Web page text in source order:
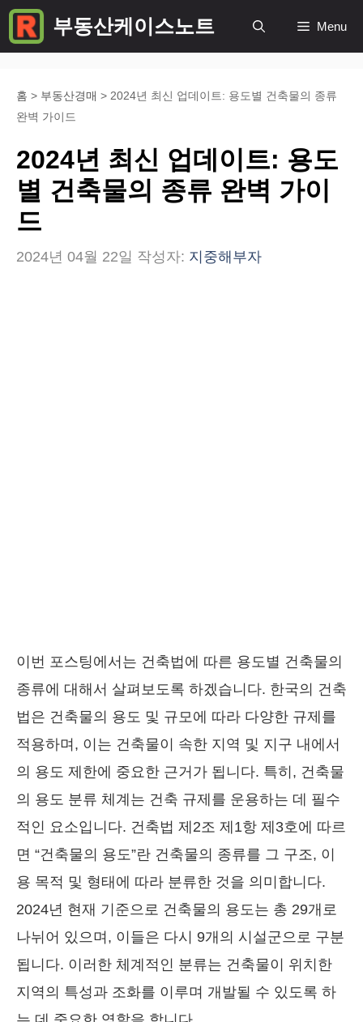
컨
텐
부동산케이스노트 Menu
홈 > 부동산경매 > 2024년 최신 업데이트: 용도별 건축물의 종류
완벽 가이드
2024년 최신 업데이트: 용도
별 건축물의 종류 완벽 가이
드
2024년 04월 22일 작성자: 지중해부자
이번 포스팅에서는 건축법에 따른 용도별 건축물의
종류에 대해서 살펴보도록 하겠습니다. 한국의 건축
법은 건축물의 용도 및 규모에 따라 다양한 규제를
적용하며, 이는 건축물이 속한 지역 및 지구 내에서
의 용도 제한에 중요한 근거가 됩니다. 특히, 건축물
의 용도 분류 체계는 건축 규제를 운용하는 데 필수
적인 요소입니다. 건축법 제2조 제1항 제3호에 따르
면 “건축물의 용도”란 건축물의 종류를 그 구조, 이
용 목적 및 형태에 따라 분류한 것을 의미합니다.
2024년 현재 기준으로 건축물의 용도는 총 29개로
나뉘어 있으며, 이들은 다시 9개의 시설군으로 구분
됩니다. 이러한 체계적인 분류는 건축물이 위치한
지역의 특성과 조화를 이루며 개발될 수 있도록 하